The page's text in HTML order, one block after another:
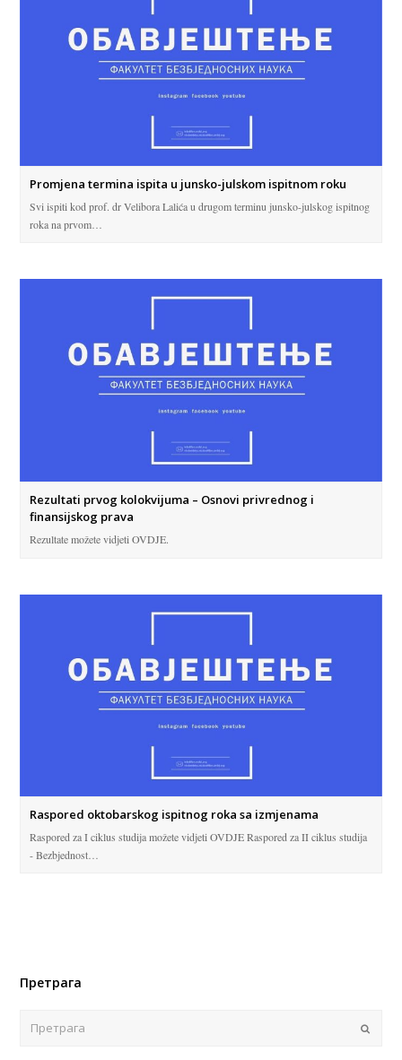
Promjena termina ispita u junsko-julskom ispitnom roku
Svi ispiti kod prof. dr Velibora Lalića u drugom terminu junsko-julskog ispitnog
roka na prvom…
Rezultati prvog kolokvijuma – Osnovi privrednog i
finansijskog prava
Rezultate možete vidjeti OVDJE.
Raspored oktobarskog ispitnog roka sa izmjenama
Raspored za I ciklus studija možete vidjeti OVDJE Raspored za II ciklus studija
- Bezbjednost…
Претрага